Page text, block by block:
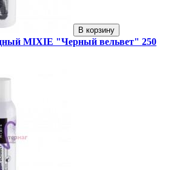
В корзину
MIXIE "Черный вельвет" 250